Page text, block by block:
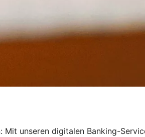
unseren digitalen Banking-